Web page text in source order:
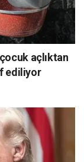
açlıktan
ediliyor